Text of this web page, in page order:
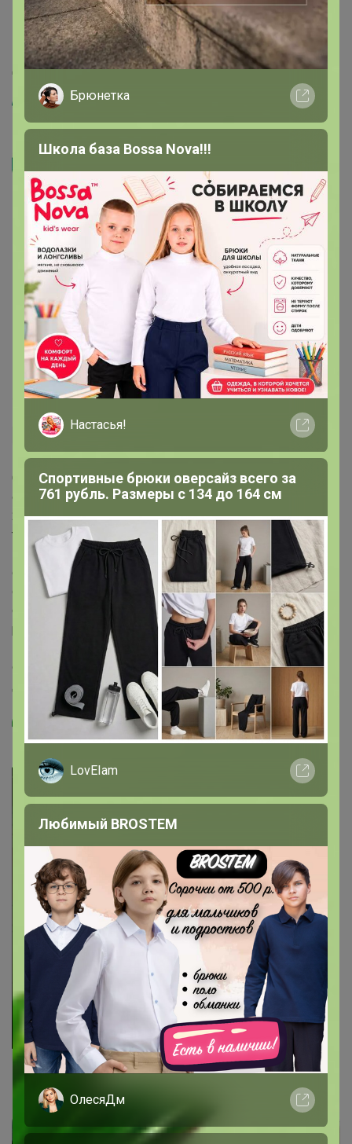
Нажимаем на эту строчку выходит код.
‌Далее заходим в свой мобильный банк, раздел
платежи и ниже будет строчка оплата по куар коду
Сканируем код,данные встают все автоматом и
оплачиваем.
‌2 вариант если делаете все с тел.
‌то
когда в реквизитах появляется код, нужно сделать
скриншот экрана т.е
сфотографировать экран. Далее также заходите в
свой мобильный банк ,в
раздел платежи нажимаем все также оплата по куар
коду и загружаем наш
скриншот. Все
‌данные встают автоматом и оплачиваем.
‌все просто
Брюнетка
Школа база Bossa Nova!!!
Настасья!
Спортивные брюки оверсайз всего за
761 рубль. Размеры с 134 до 164 см
LovEIam
Любимый BROSTEM
ОлесяДм